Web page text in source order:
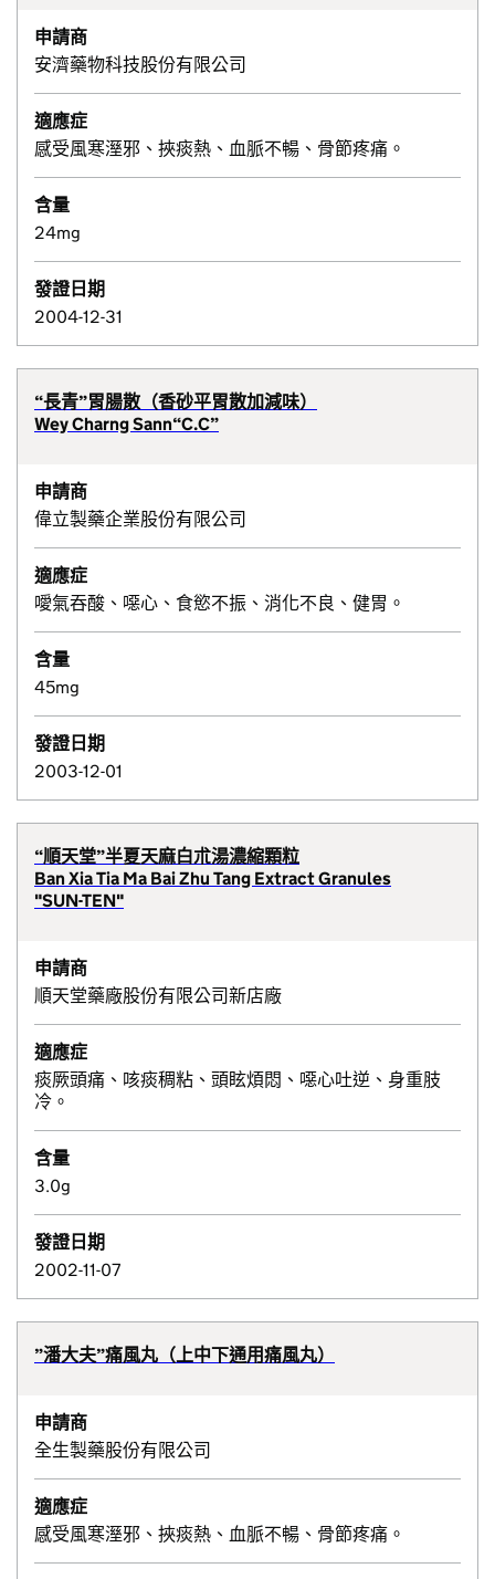
申請商
安濟藥物科技股份有限公司
適應症
感受風寒溼邪、挾痰熱、血脈不暢、骨節疼痛。
含量
24mg
發證日期
2004-12-31
“長青”胃腸散（香砂平胃散加減味）
Wey Charng Sann“C.C”
申請商
偉立製藥企業股份有限公司
適應症
噯氣吞酸、噁心、食慾不振、消化不良、健胃。
含量
45mg
發證日期
2003-12-01
“順天堂”半夏天麻白朮湯濃縮顆粒
Ban Xia Tia Ma Bai Zhu Tang Extract Granules
"SUN-TEN"
申請商
順天堂藥廠股份有限公司新店廠
適應症
痰厥頭痛、咳痰稠粘、頭眩煩悶、噁心吐逆、身重肢
冷。
含量
3.0g
發證日期
2002-11-07
”潘大夫”痛風丸（上中下通用痛風丸）
申請商
全生製藥股份有限公司
適應症
感受風寒溼邪、挾痰熱、血脈不暢、骨節疼痛。